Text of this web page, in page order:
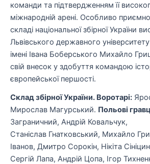
команди та підтвердженням її
міжнародній арені. Особливо
складі національної збірної України
Львівського державного університету
імені Івана Боберського Михайло
свій внесок у здобуття командою
європейської першості.
Склад збірної України. Воротарі:
Мирослав Магурський. Польові
Заграничний, Андрій Ковальчук,
Станіслав Гнатковський, Михайло
Іванов, Дмитро Сорокін, Нікіта
Сергій Лапа, Андрій Цопа, Ігор